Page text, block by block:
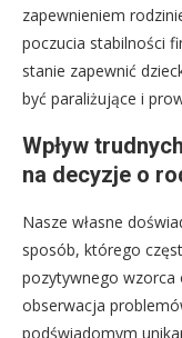
zapewnieniem
poczucia stabilności
stanie zapewnić
być paraliżujące i
Wpływ
na decyzje o
Nasze własne
sposób, którego
pozytywnego wzorca
obserwacja
podświadomym